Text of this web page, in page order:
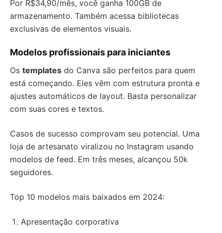
Por R$34,90/mês, você ganha 100GB de
armazenamento. Também acessa bibliotecas
exclusivas de elementos visuais.
Modelos profissionais para iniciantes
Os templates do Canva são perfeitos para quem
está começando. Eles vêm com estrutura pronta e
ajustes automáticos de layout. Basta personalizar
com suas cores e textos.
Casos de sucesso comprovam seu potencial. Uma
loja de artesanato viralizou no Instagram usando
modelos de feed. Em três meses, alcançou 50k
seguidores.
Top 10 modelos mais baixados em 2024:
Apresentação corporativa